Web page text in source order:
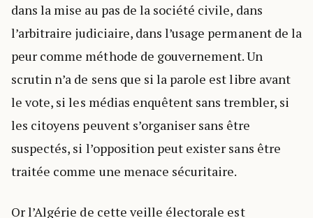
dans la mise au pas de la société civile, dans
l’arbitraire judiciaire, dans l’usage permanent de la
peur comme méthode de gouvernement. Un
scrutin n’a de sens que si la parole est libre avant
le vote, si les médias enquêtent sans trembler, si
les citoyens peuvent s’organiser sans être
suspectés, si l’opposition peut exister sans être
traitée comme une menace sécuritaire.
Or l’Algérie de cette veille électorale est